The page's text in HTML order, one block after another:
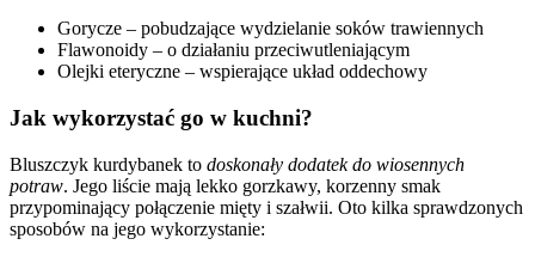
Gorycze – pobudzające wydzielanie soków trawiennych
Flawonoidy – o działaniu przeciwutleniającym
Olejki eteryczne – wspierające układ oddechowy
Jak wykorzystać go w kuchni?
Bluszczyk kurdybanek to doskonały dodatek do wiosennych
potraw. Jego liście mają lekko gorzkawy, korzenny smak
przypominający połączenie mięty i szałwii. Oto kilka sprawdzonych
sposobów na jego wykorzystanie: